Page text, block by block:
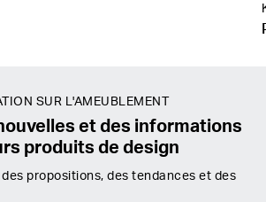
SUR L'AMEUBLEMENT
et des informations
produits de design
propositions, des tendances et des